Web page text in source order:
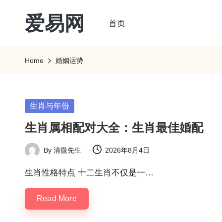
爱易网
历
阳
转
农
历
阴
历
查
询
_2ebc.com
首页
Home 婚姻运势
Posted
生肖与年份
生肖属相配对大全：生肖最佳婚配
Posted
by
By 清微先生 2026年8月4日
生肖性格特点 十二生肖不仅是一…
Read More